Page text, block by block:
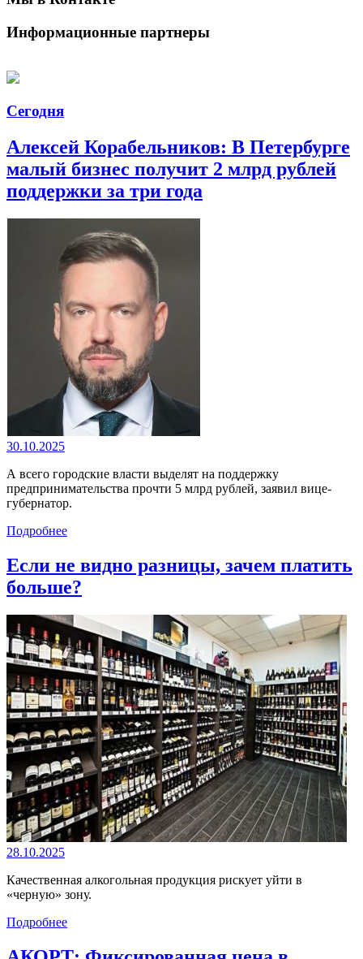
Информационные партнеры
Сегодня
Алексей Корабельников: В Петербурге
малый бизнес получит 2 млрд рублей
поддержки за три года
30.10.2025
А всего городские власти выделят на поддержку
предпринимательства прочти 5 млрд рублей, заявил вице-
губернатор.
Подробнее
Если не видно разницы, зачем платить
больше?
28.10.2025
Качественная алкогольная продукция рискует уйти в
«черную» зону.
Подробнее